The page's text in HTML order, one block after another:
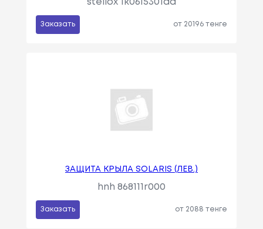
stellox 1k0615301aa
Заказать от 20196 тенге
ЗАЩИТА КРЫЛА SOLARIS (ЛЕВ.)
hnh 868111r000
Заказать от 2088 тенге